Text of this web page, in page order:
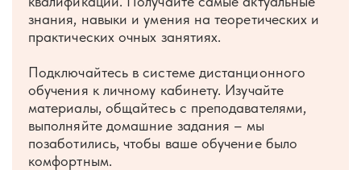
знания, навыки и умения на теоретических и
практических очных занятиях.
Подключайтесь в системе дистанционного
обучения к личному кабинету. Изучайте
материалы, общайтесь с преподавателями,
выполняйте домашние задания – мы
позаботились, чтобы ваше обучение было
комфортным.